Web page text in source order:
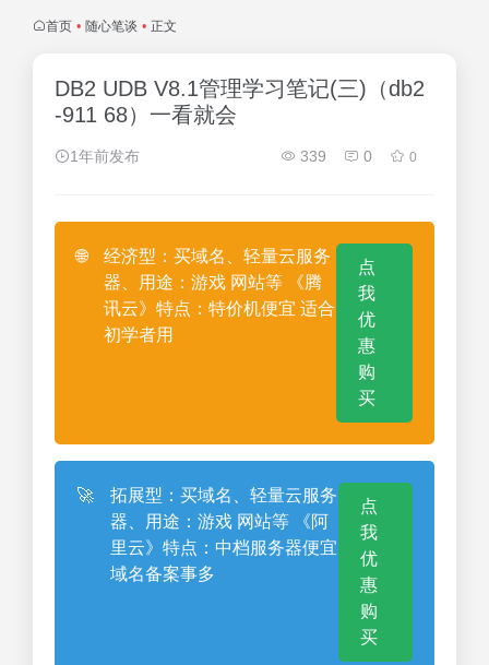
首页 • 随心笔谈 • 正文
DB2 UDB V8.1管理学习笔记(三)（db2
-911 68）一看就会
1年前发布 339 0 0
🌐
经济型：买域名、轻量云服务
器、用途：游戏 网站等 《腾
讯云》特点：特价机便宜 适合
初学者用
点
我
优
惠
购
买
🚀
拓展型：买域名、轻量云服务
器、用途：游戏 网站等 《阿
里云》特点：中档服务器便宜
域名备案事多
点
我
优
惠
购
买